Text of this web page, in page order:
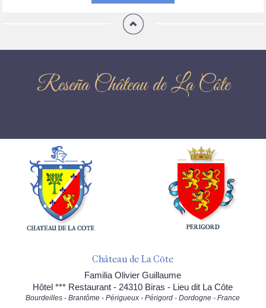
Reseña Château de La Côte
Château de La Côte
Familia Olivier Guillaume
Hôtel *** Restaurant - 24310 Biras - Lieu dit La Côte
Bourdeilles - Brantôme - Périgueux - Périgord - Dordogne - France